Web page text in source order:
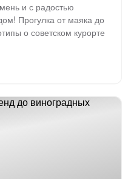
и с радостью
Прогулка от маяка до
о советском курорте